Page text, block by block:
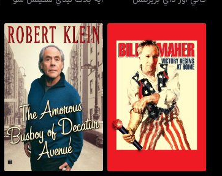
بيل ماهر: فيكتري بيغنز أت
هوم
روبيرت كلين: ذا أموروس
باسبوي أوف ديكاتور أفينيو